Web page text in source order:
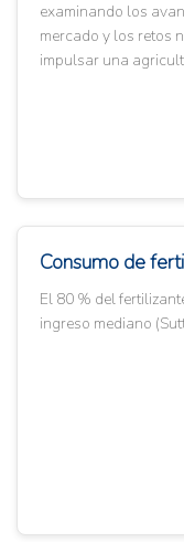
examinando los
mercado y los retos
impulsar una
Consumo de
El 80 % del
ingreso mediano